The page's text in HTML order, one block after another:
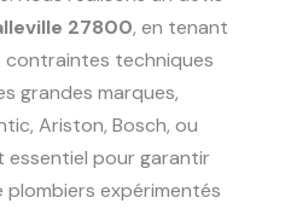
27800, en tenant
contraintes techniques
grandes marques,
Ariston, Bosch, ou
essentiel pour garantir
expérimentés